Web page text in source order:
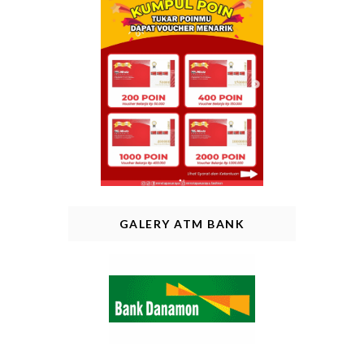
GALERY ATM BANK